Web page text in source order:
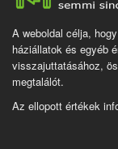
A weboldal célja,
háziállatok és egyéb
visszajuttatásához,
megtalálót.
Az ellopott értékek